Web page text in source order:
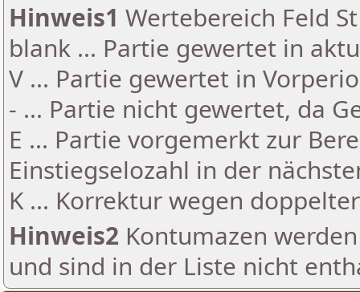
Hinweis1 Wertebereich Feld
blank ... Partie gewertet in
V ... Partie gewertet in
- ... Partie nicht gewertet, da
E ... Partie vorgemerkt zur
Einstiegselozahl in der
K ... Korrektur wegen
Hinweis2 Kontumazen
und sind in der Liste nicht